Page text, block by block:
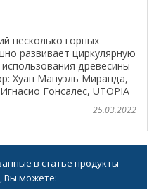
горных
развивает циркулярную
древесины
Хуан Мануэль Миранда,
Гонсалес, UTOPIA
25.03.2022
в статье продукты
Вы можете: